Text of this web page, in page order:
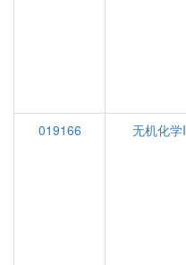
019166
无机化学I